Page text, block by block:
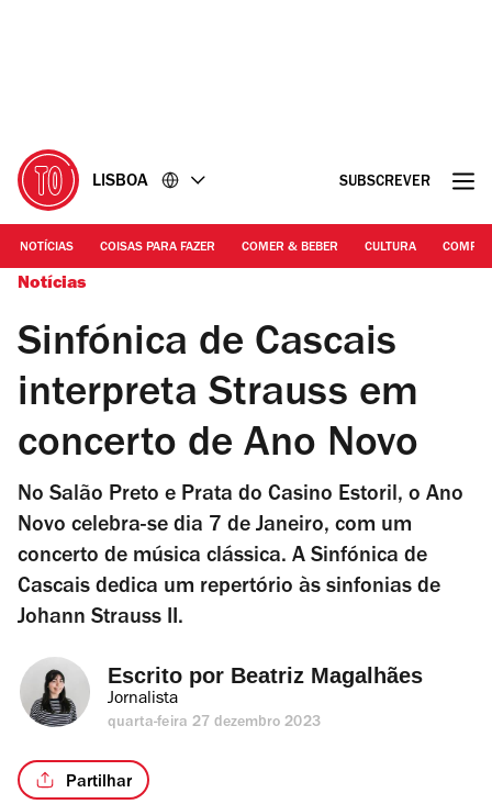
LISBOA SUBSCREVER
NOTÍCIAS COISAS PARA FAZER COMER & BEBER CULTURA
Notícias
Sinfónica de Cascais
interpreta Strauss em
concerto de Ano Novo
No Salão Preto e Prata do Casino Estoril, o Ano
Novo celebra-se dia 7 de Janeiro, com um
concerto de música clássica. A Sinfónica de
Cascais dedica um repertório às sinfonias de
Johann Strauss II.
Escrito por Beatriz Magalhães
Jornalista
quarta-feira 27 dezembro 2023
Partilhar